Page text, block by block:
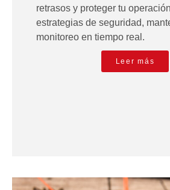
retrasos y proteger tu
estrategias de seguridad,
monitoreo en tiempo real.
Leer más